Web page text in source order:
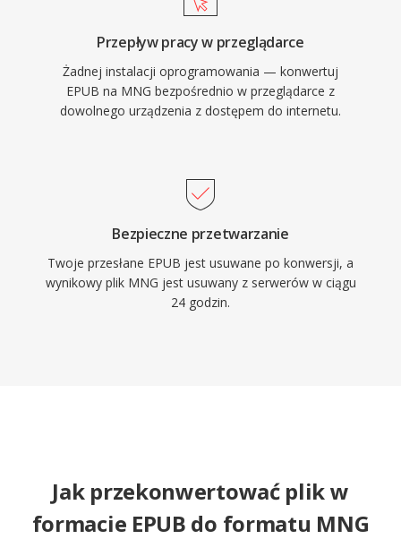
Przepływ pracy w przeglądarce
Żadnej instalacji oprogramowania — konwertuj
EPUB na MNG bezpośrednio w przeglądarce z
dowolnego urządzenia z dostępem do internetu.
Bezpieczne przetwarzanie
Twoje przesłane EPUB jest usuwane po konwersji, a
wynikowy plik MNG jest usuwany z serwerów w ciągu
24 godzin.
Jak przekonwertować plik w
formacie EPUB do formatu MNG